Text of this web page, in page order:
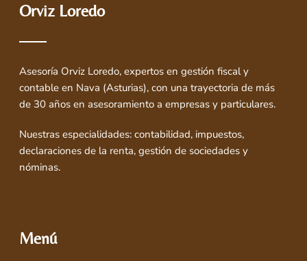
Orviz Loredo
Asesoría Orviz Loredo, expertos en gestión fiscal y
contable en Nava (Asturias), con una trayectoria de más
de 30 años en asesoramiento a empresas y particulares.
Nuestras especialidades: contabilidad, impuestos,
declaraciones de la renta, gestión de sociedades y
nóminas.
Menú